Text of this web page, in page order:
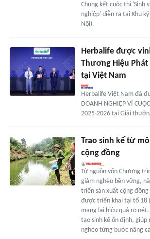
Chung kết cuộc thi 'Sinh
nghiệp' diễn ra tại Khu
Nội).
Herbalife được
Thương Hiệu Phát
tại Việt Nam
Herbalife Việt Nam đã
DOANH NGHIỆP VÌ
2025-2026 tại Giải
Trao sinh kế từ
cộng đồng
Từ nguồn vốn Chương
giảm nghèo bền vững,
triển sản xuất cộng
được triển khai tại tổ 18
mang lại hiệu quả rõ
tạo sinh kế ổn định, giúp
nghèo từng bước nâng